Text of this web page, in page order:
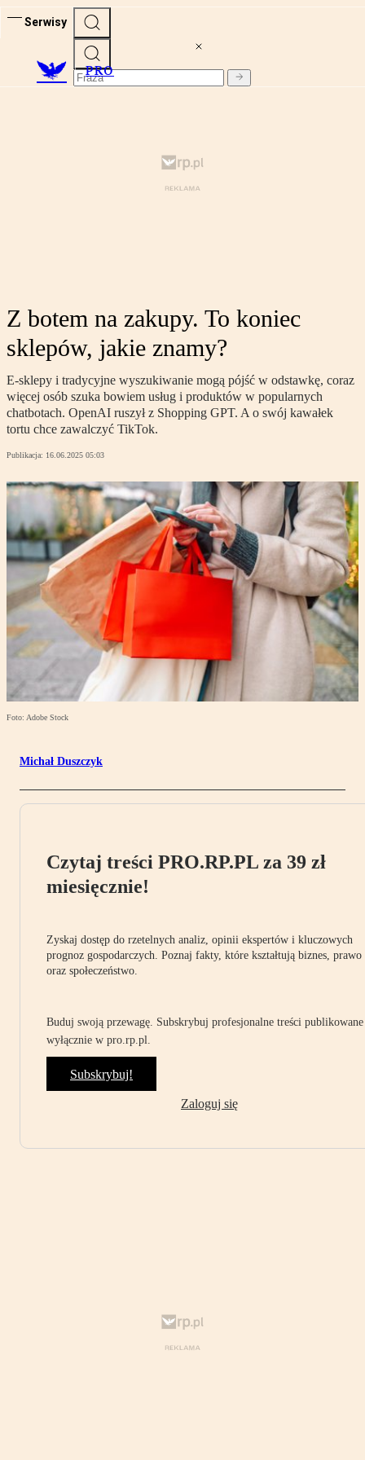
Serwisy
PRO
Z botem na zakupy. To koniec
sklepów, jakie znamy?
E-sklepy i tradycyjne wyszukiwanie mogą pójść w odstawkę, coraz
więcej osób szuka bowiem usług i produktów w popularnych
chatbotach. OpenAI ruszył z Shopping GPT. A o swój kawałek
tortu chce zawalczyć TikTok.
Publikacja: 16.06.2025 05:03
Foto: Adobe Stock
Michał Duszczyk
Czytaj treści PRO.RP.PL za 39 zł
miesięcznie!
Zyskaj dostęp do rzetelnych analiz, opinii ekspertów i kluczowych
prognoz gospodarczych. Poznaj fakty, które kształtują biznes, prawo
oraz społeczeństwo.
Buduj swoją przewagę. Subskrybuj profesjonalne treści publikowane
wyłącznie w pro.rp.pl.
Subskrybuj!
Zaloguj się